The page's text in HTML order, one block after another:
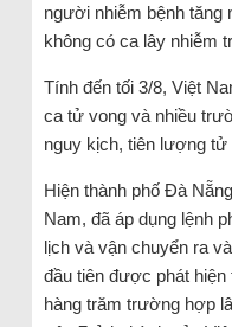
người nhiễm bệnh tăng
không có ca lây nhiễm
Tính đến tối 3/8, Việt
ca tử vong và nhiều
nguy kịch, tiên lượng tử
Hiện thành phố Đà
Nam, đã áp dụng lệnh
lịch và vận chuyển ra
đầu tiên được phát hiện
hàng trăm trường hợp